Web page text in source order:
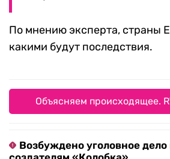
По мнению эксперта, страны
какими будут последствия.
Объясняем происходящее.
Возбуждено уголовное дело